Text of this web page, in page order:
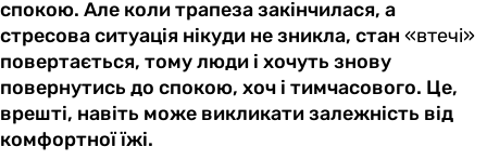
спокою. Але коли трапеза закінчилася, а
стресова ситуація нікуди не зникла, стан «втечі»
повертається, тому люди і хочуть знову
повернутись до спокою, хоч і тимчасового. Це,
врешті, навіть може викликати залежність від
комфортної їжі.